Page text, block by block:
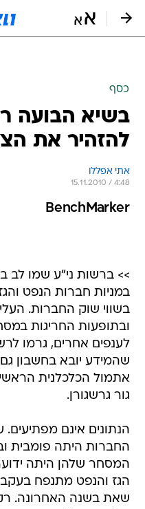
כסף
בשיא הבועה
להזהיר את
אתי אפללו
15.11.2010 / 4:48
BenchMarker
>> ברשות ני"ע שמו
במניות חברות הנפט
בשווי שוק החברות.
ובתופעות החריגות
לענפים אחרים, גרמו
שהמידע יובא בחשבון
אתמול הכלכלנית
גור גרשגורן.
הנתונים אינם מפתיעים.
החברות היתה פומבית
המסחר שלהן היתה
הגז והנפט מתנפח
שאת בשנה האחרונה.